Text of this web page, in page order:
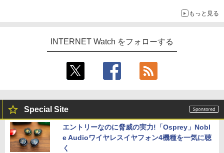
もっと見る
INTERNET Watch をフォローする
Special Site
エントリーなのに脅威の実力!「Osprey」Nobl
e Audioワイヤレスイヤフォン4機種を一気に聴
く